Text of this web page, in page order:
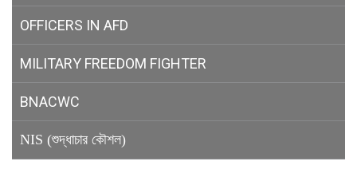
OFFICERS IN AFD
MILITARY FREEDOM FIGHTER
BNACWC
NIS (শুদ্ধাচার কৌশল)